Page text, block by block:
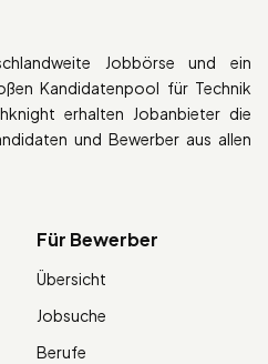
Jobbörse und ein
Kandidatenpool für Technik
erhalten Jobanbieter die
und Bewerber aus allen
Für Bewerber
Übersicht
Jobsuche
Berufe